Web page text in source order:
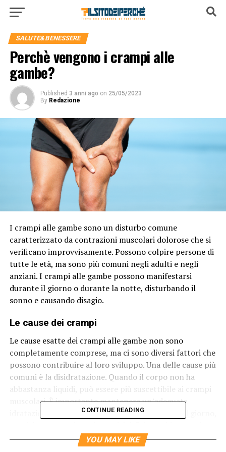
SALUTE&BENESSERE
Perchè vengono i crampi alle
gambe?
Published 3 anni ago on 25/05/2023
By Redazione
I crampi alle gambe sono un disturbo comune
caratterizzato da contrazioni muscolari dolorose che si
verificano improvvisamente. Possono colpire persone di
tutte le età, ma sono più comuni negli adulti e negli
anziani. I crampi alle gambe possono manifestarsi
durante il giorno o durante la notte, disturbando il
sonno e causando disagio.
Le cause dei crampi
Le cause esatte dei crampi alle gambe non sono
completamente comprese, ma ci sono diversi fattori che
possono contribuire al loro sviluppo. Una delle cause più
comuni è la disidratazione. Quando il corpo non ha
abbastanza liquidi, può essere più suscettibile ai crampi
muscolari. È importante mantenere un’adeguata
idratazione bevendo abbastanza acqua durante il giorno,
temperature elevate.
CONTINUE READING
YOU MAY LIKE